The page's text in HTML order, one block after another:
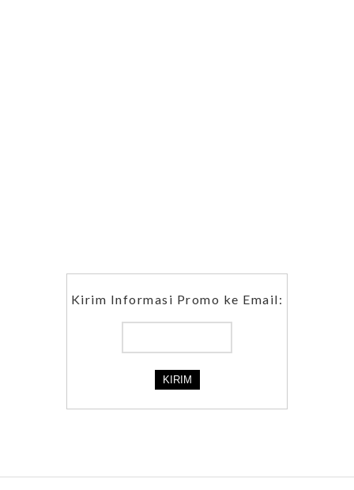
Kirim Informasi Promo ke Email: